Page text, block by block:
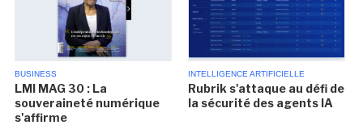
BUSINESS
LMI MAG 30 : La
souveraineté numérique
s'affirme
INTELLIGENCE ARTIFICIELLE
Rubrik s'attaque au défi de
la sécurité des agents IA